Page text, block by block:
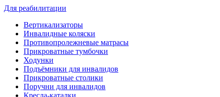
Для реабилитации
Вертикализаторы
Инвалидные коляски
Противопролежневые матрасы
Прикроватные тумбочки
Ходунки
Подъёмники для инвалидов
Прикроватные столики
Поручни для инвалидов
Кресла-каталки